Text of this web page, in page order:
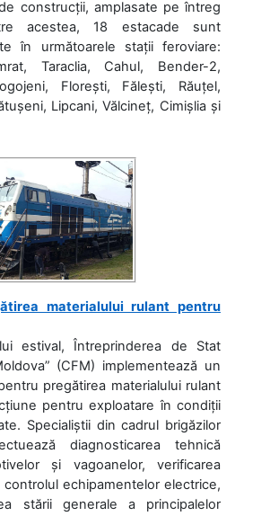
construcții, amplasate pe întreg
acestea, 18 estacade sunt
în următoarele stații feroviare:
Taraclia, Cahul, Bender-2,
Florești, Fălești, Răuțel,
Lipcani, Vălcineț, Cimișlia și
materialului rulant pentru
estival, Întreprinderea de Stat
(CFM) implementează un
pregătirea materialului rulant
pentru exploatare în condiții
Specialiștii din cadrul brigăzilor
diagnosticarea tehnică
și vagoanelor, verificarea
echipamentelor electrice,
stării generale a principalelor